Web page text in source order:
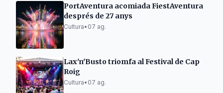
PortAventura acomiada FiestAventura
després de 27 anys
Cultura• 07 ag.
Lax'n'Busto triomfa al Festival de Cap
Roig
Cultura• 07 ag.